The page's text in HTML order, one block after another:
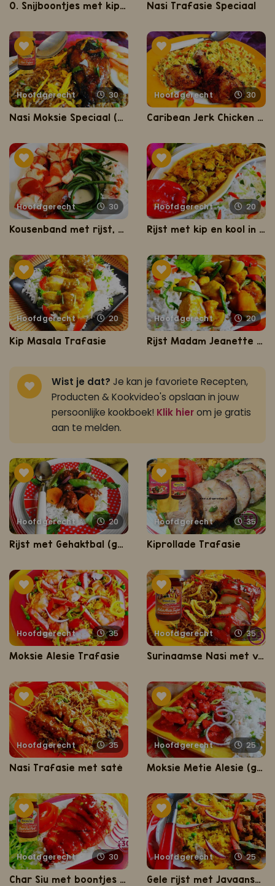
Nasi Trafasie Speciaal
Hoofdgerecht 30 Hoofdgerecht 30
Hoofdgerecht 30 Hoofdgerecht 20
Hoofdgerecht 20
Kip Masala Trafasie
Hoofdgerecht 20
Wist je dat? Je kan je favoriete Recepten,
Producten & Kookvideo's opslaan in jouw
persoonlijke kookboek! Klik hierom je gratis
aan te melden.
Hoofdgerecht 20
Rijst met Gehaktbal (gehaktbal in sojasaus met rijst)
Hoofdgerecht 35
Kiprollade Trafasie
Hoofdgerecht 35
Moksie Alesie Trafasie
Hoofdgerecht 35
Surinaamse Nasi met vers geroosterde Moksie Metie
Hoofdgerecht 35
Nasi Trafasie met saté
Hoofdgerecht 25
Moksie Metie Alesie (geroosterde rode kip met Pandan rijst)
Hoofdgerecht 30
Char Siu met boontjes (speciaal geroosterd vlees)
Hoofdgerecht 25
Gele rijst met Javaanse kip